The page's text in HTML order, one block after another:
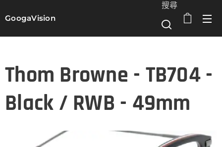
GoogaVision
搜尋
Thom Browne - TB704 -
Black / RWB - 49mm